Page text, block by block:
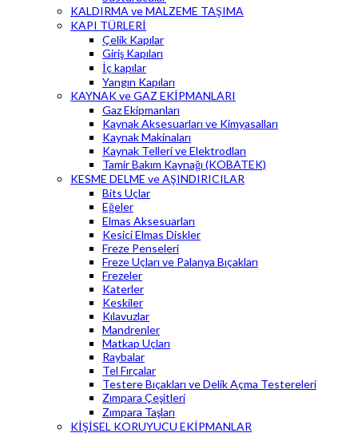
KALDIRMA ve MALZEME TAŞIMA
KAPI TÜRLERİ
Çelik Kapılar
Giriş Kapıları
İç kapılar
Yangın Kapıları
KAYNAK ve GAZ EKİPMANLARI
Gaz Ekipmanları
Kaynak Aksesuarları ve Kimyasalları
Kaynak Makinaları
Kaynak Telleri ve Elektrodları
Tamir Bakım Kaynağı (KOBATEK)
KESME DELME ve AŞINDIRICILAR
Bits Uçlar
Eğeler
Elmas Aksesuarları
Kesici Elmas Diskler
Freze Penseleri
Freze Uçları ve Palanya Bıçakları
Frezeler
Katerler
Keskiler
Kılavuzlar
Mandrenler
Matkap Uçları
Raybalar
Tel Fırçalar
Testere Bıçakları ve Delik Açma Testereleri
Zımpara Çeşitleri
Zımpara Taşları
KİŞİSEL KORUYUCU EKİPMANLAR